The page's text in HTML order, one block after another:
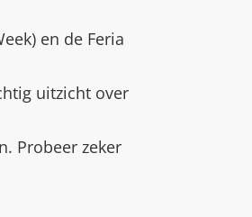
en de Feria
uitzicht over
Probeer zeker